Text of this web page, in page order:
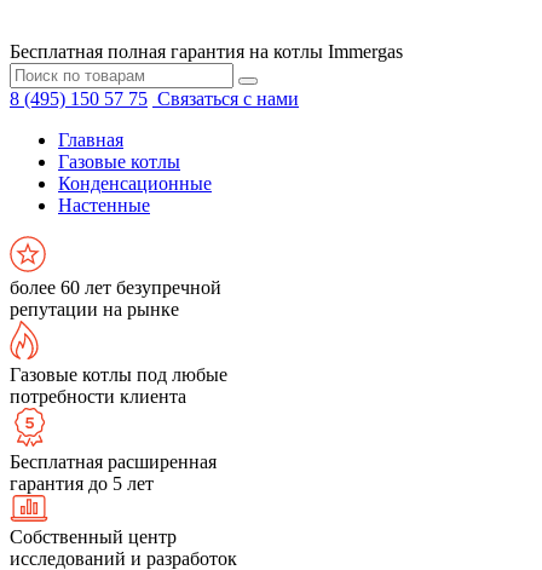
Бесплатная полная гарантия на котлы Immergas
8 (495) 150 57 75 Связаться с нами
Главная
Газовые котлы
Конденсационные
Настенные
более 60 лет безупречной
репутации на рынке
Газовые котлы под любые
потребности клиента
Бесплатная расширенная
гарантия до 5 лет
Собственный центр
исследований и разработок